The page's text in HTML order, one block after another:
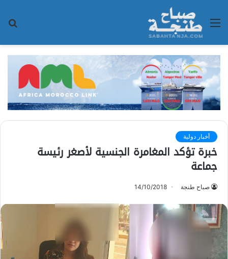
القائمة
أخبار دولية
خبرة تؤكد المغامرة الجنسية لأصغر رئيسة
جماعة
صباح طنجة 14/10/2018